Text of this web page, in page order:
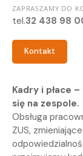
ZAPRASZAMY DO
tel.32 438 98
Kontakt
Kadry i płace
się na zespole.
Obsługa
ZUS,